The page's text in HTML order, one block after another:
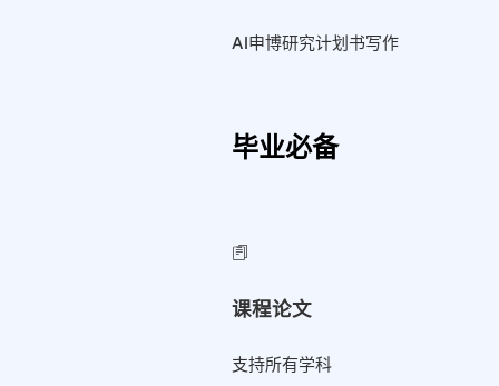
AI申博研究计划书写作
毕业必备
课程论文
支持所有学科